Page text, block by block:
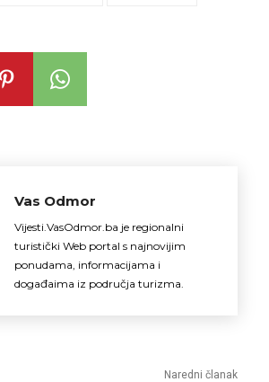
Vas Odmor
Vijesti.VasOdmor.ba je regionalni
turistički Web portal s najnovijim
ponudama, informacijama i
događaima iz područja turizma.
Naredni članak